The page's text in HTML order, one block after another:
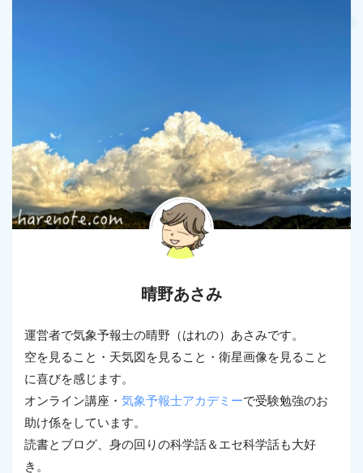
晴野あさみ
運営者で気象予報士の晴野（はれの）あさみです。
空を見ること・天気図を見ること・衛星画像を見ること
に喜びを感じます。
オンライン講座・ 気象予報士アカデミーで受験勉強のお
助け係をしています。
読書とブログ、身の回りの科学話＆エセ科学話も大好
き。